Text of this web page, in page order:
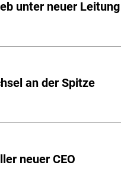
unter neuer Leitung
an der Spitze
neuer CEO